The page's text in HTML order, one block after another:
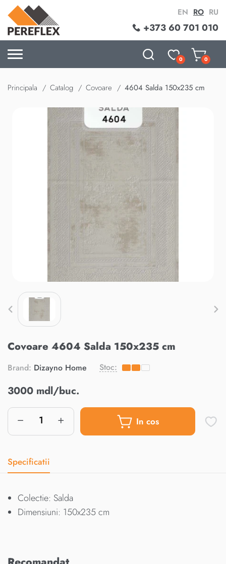
+373 60 701 010
EN RO RU
0 0
Principala Catalog Covoare 4604 Salda 150x235 cm
Covoare 4604 Salda 150x235 cm
Brand: Dizayno Home Stoc:
3000 mdl/buc.
In cos
Specificatii
Colectie: Salda
Dimensiuni: 150x235 cm